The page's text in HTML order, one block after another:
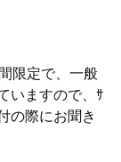
限定で、一般
いますので、ｻ
の際にお聞き